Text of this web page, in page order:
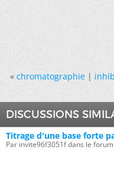
« chromatographie|
DISCUSSIONS
Titrage d'une base forte
Par invite96f3051f dans le